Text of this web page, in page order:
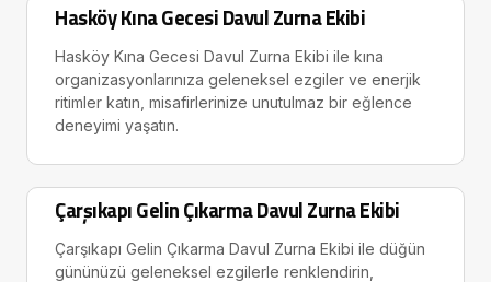
Hasköy Kına Gecesi Davul Zurna Ekibi
Hasköy Kına Gecesi Davul Zurna Ekibi ile kına
organizasyonlarınıza geleneksel ezgiler ve enerjik
ritimler katın, misafirlerinize unutulmaz bir eğlence
deneyimi yaşatın.
Çarşıkapı Gelin Çıkarma Davul Zurna Ekibi
Çarşıkapı Gelin Çıkarma Davul Zurna Ekibi ile düğün
gününüzü geleneksel ezgilerle renklendirin,